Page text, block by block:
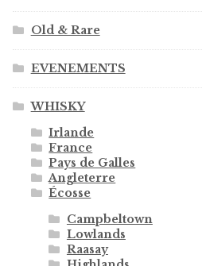
Old & Rare
EVENEMENTS
WHISKY
Irlande
France
Pays de Galles
Angleterre
Écosse
Campbeltown
Lowlands
Raasay